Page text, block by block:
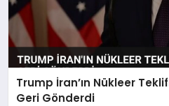
Trump İran’ın Nükleer
Geri Gönderdi